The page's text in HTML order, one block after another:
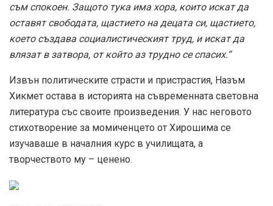
съм спокоен. Защото тука има хора, които искат да
оставят свободата, щастието на децата си, щастието,
което създава социалистическият труд, и искат да
влязат в затвора, от който аз трудно се спасих.“
Извън политическите страсти и пристрастия, Назъм
Хикмет остава в историята на съвременната световна
литература със своите произведения. У нас неговото
стихотворение за момиченцето от Хирошима се
изучаваше в началния курс в училищата, а
творчеството му – ценено.